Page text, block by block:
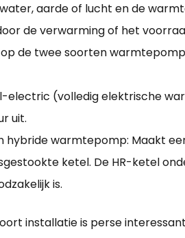
aarde of lucht en de
de verwarming of het
de twee soorten
electric (volledig elektrische
uit.
hybride warmtepomp: Maakt
ketel. De HR-ketel
is.
installatie is perse